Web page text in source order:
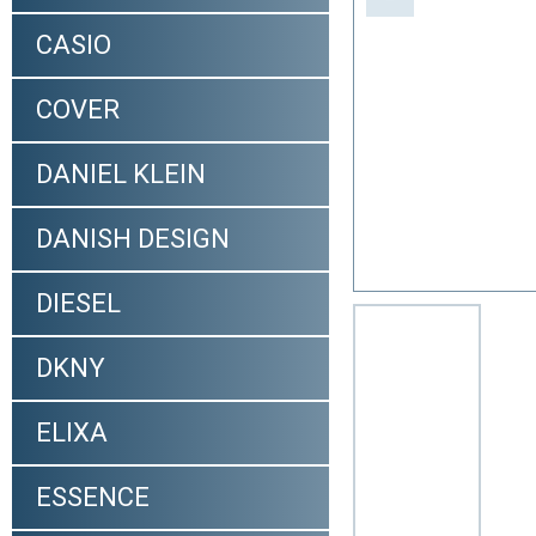
CASIO
COVER
DANIEL KLEIN
DANISH DESIGN
DIESEL
DKNY
ELIXA
ESSENCE